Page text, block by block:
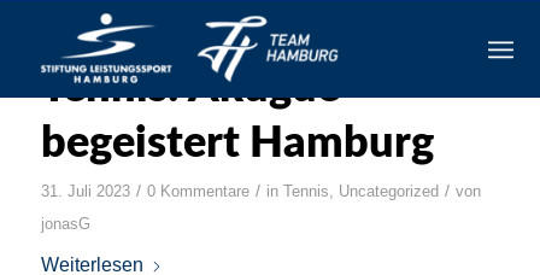
Tennis: Akugue
begeistert Hamburg
31. Juli 2023 / 0 Kommentare / in Tennis, Uncategorized / von
jonasG
Weiterlesen